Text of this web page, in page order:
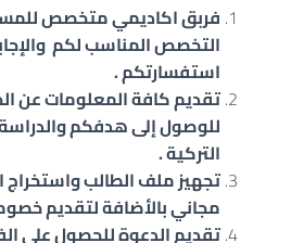
فربق اكاديمي متخصص
التخصص المناسب لكم
استفسارتكم .
تقديم كافة المعلومات عن
للوصول إلى هدفكم
التركية .
تجهيز ملف الطالب
مجاني بالأضافة لتقديم
تقديم الدعوة للحصول على